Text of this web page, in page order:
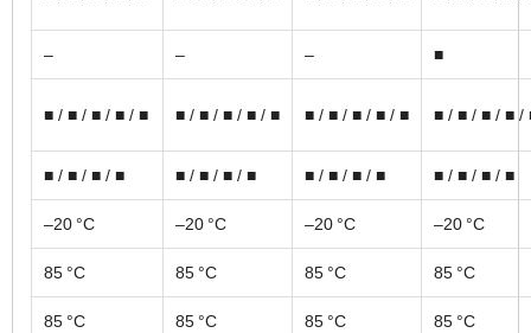
– – – ■
■ / ■ / ■ / ■ / ■ ■ / ■ / ■ / ■ / ■ ■ / ■ / ■ / ■ / ■ ■ / ■ / ■ / ■ /
■ / ■ / ■ / ■ ■ / ■ / ■ / ■ ■ / ■ / ■ / ■ ■ / ■ / ■ / ■
–20 °C –20 °C –20 °C –20 °C
85 °C 85 °C 85 °C 85 °C
85 °C 85 °C 85 °C 85 °C